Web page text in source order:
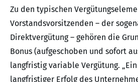
Zu den typischen
Vorstandsvorsitzenden – der
Direktvergütung – gehören die
Bonus (aufgeschoben und sofort
langfristig variable Vergütung.
langfristiger Erfolg des